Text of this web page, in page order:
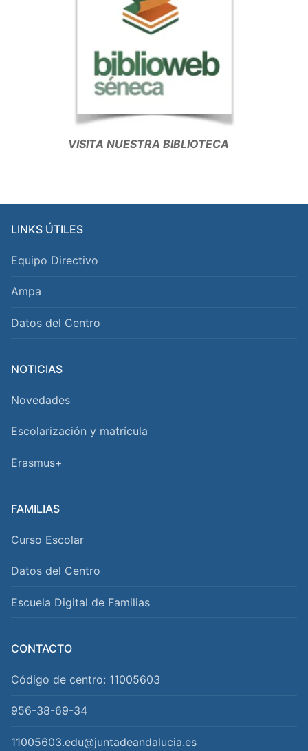
VISITA NUESTRA BIBLIOTECA
LINKS ÚTILES
Equipo Directivo
Ampa
Datos del Centro
NOTICIAS
Novedades
Escolarización y matrícula
Erasmus+
FAMILIAS
Curso Escolar
Datos del Centro
Escuela Digital de Familias
CONTACTO
Código de centro: 11005603
956-38-69-34
11005603.edu@juntadeandalucia.es